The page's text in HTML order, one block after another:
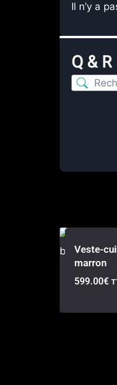
Il n’y a
Q & R
Veste-
marron
599.00€